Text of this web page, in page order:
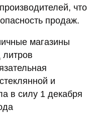
что
продаж.
магазины
и
в силу 1 декабря